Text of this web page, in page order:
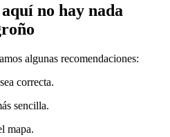
no hay nada
algunas recomendaciones:
correcta.
sencilla.
mapa.